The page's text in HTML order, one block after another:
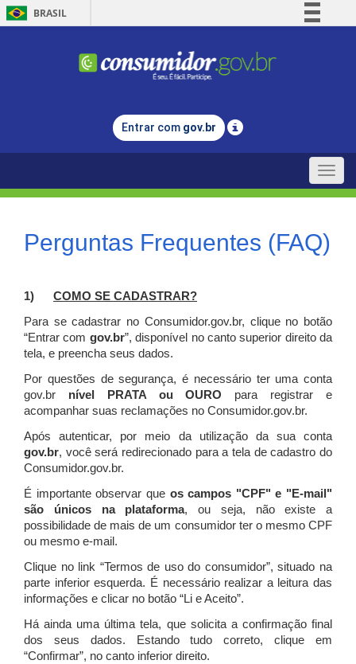
BRASIL
Comunica BR
Legislação
Entrar com gov.br
Toggle
Perguntas Frequentes (FAQ)
1) COMO SE CADASTRAR?
Para se cadastrar no Consumidor.gov.br, clique no botão
“Entrar com gov.br”, disponível no canto superior direito da
tela, e preencha seus dados.
Por questões de segurança, é necessário ter uma conta
gov.br nível PRATA ou OURO para registrar e
acompanhar suas reclamações no Consumidor.gov.br.
Após autenticar, por meio da utilização da sua conta
gov.br, você será redirecionado para a tela de cadastro do
Consumidor.gov.br.
É importante observar que os campos "CPF" e "E-mail"
são únicos na plataforma, ou seja, não existe a
possibilidade de mais de um consumidor ter o mesmo CPF
ou mesmo e-mail.
Clique no link “Termos de uso do consumidor”, situado na
parte inferior esquerda. É necessário realizar a leitura das
informações e clicar no botão “Li e Aceito”.
Há ainda uma última tela, que solicita a confirmação final
dos seus dados. Estando tudo correto, clique em
“Confirmar”, no canto inferior direito.